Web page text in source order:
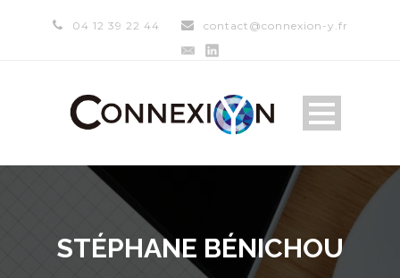
04 12 39 22 44 contact@connexion-y.fr
STÉPHANE BÉNICHOU